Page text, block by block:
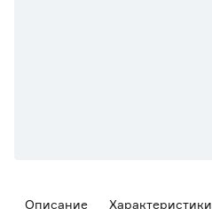
Описание Характеристики